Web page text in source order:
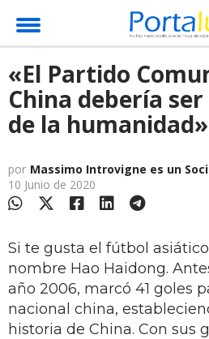
«El Partido
China debería
de la humanidad»
por Massimo Introvigne es un
10 Junio de 2020
Si te gusta el fútbol
nombre Hao Haidong.
año 2006, marcó 41 goles
nacional china,
historia de China. Con sus